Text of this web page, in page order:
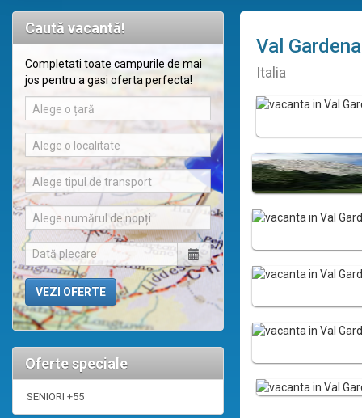
Caută vacantă!
Completati toate campurile de mai
jos pentru a gasi oferta perfecta!
Alege o țară
Alege o localitate
Alege tipul de transport
Alege numărul de nopți
Oferte speciale
SENIORI +55
Val Gardena
Italia